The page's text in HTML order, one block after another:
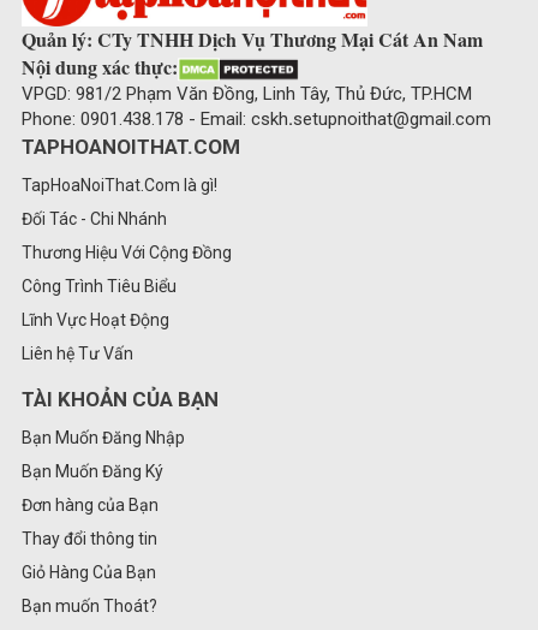
Quản lý: CTy TNHH Dịch Vụ Thương Mại Cát An Nam
Nội dung xác thực:
VPGD: 981/2 Phạm Văn Đồng, Linh Tây, Thủ Đức, TP.HCM
Phone: 0901.438.178 - Email: cskh.setupnoithat@gmail.com
TAPHOANOITHAT.COM
TapHoaNoiThat.Com là gì!
Đối Tác - Chi Nhánh
Thương Hiệu Với Cộng Đồng
Công Trình Tiêu Biểu
Lĩnh Vực Hoạt Động
Liên hệ Tư Vấn
TÀI KHOẢN CỦA BẠN
Bạn Muốn Đăng Nhập
Bạn Muốn Đăng Ký
Đơn hàng của Bạn
Thay đổi thông tin
Giỏ Hàng Của Bạn
Bạn muốn Thoát?